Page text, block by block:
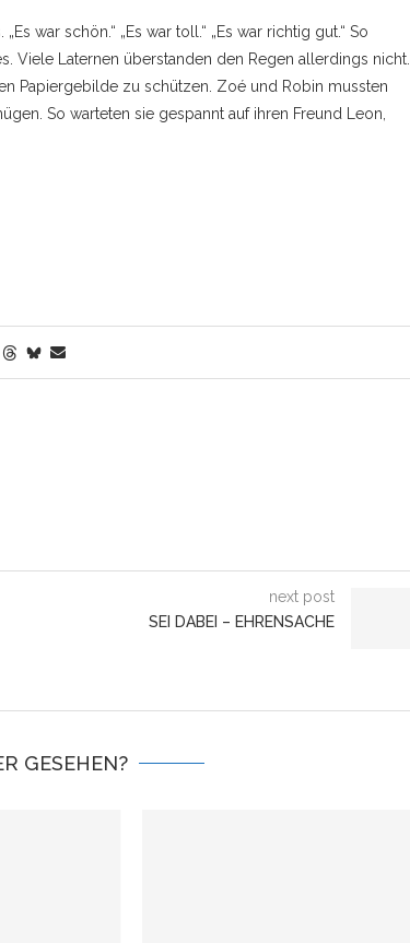
war schön.“ „Es war toll.“ „Es war richtig gut.“ So
Viele Laternen überstanden den Regen allerdings nicht.
Papiergebilde zu schützen. Zoé und Robin mussten
So warteten sie gespannt auf ihren Freund Leon,
next post
SEI DABEI – EHRENSACHE
GESEHEN?